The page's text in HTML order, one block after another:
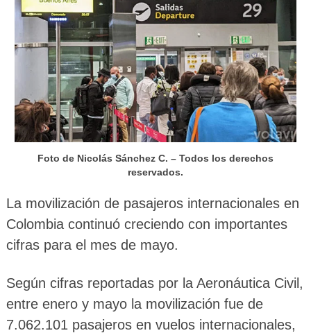
Foto de Nicolás Sánchez C. – Todos los derechos
reservados.
La movilización de pasajeros internacionales en
Colombia continuó creciendo con importantes
cifras para el mes de mayo.
Según cifras reportadas por la Aeronáutica Civil,
entre enero y mayo la movilización fue de
7.062.101 pasajeros en vuelos internacionales,